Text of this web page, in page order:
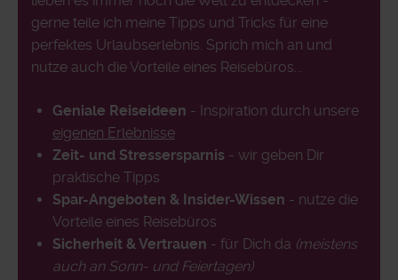
gerne teile ich meine Tipps und Tricks für eine
perfektes Urlaubserlebnis. Sprich mich an und
nutze auch die Vorteile eines Reisebüros...
Geniale Reiseideen - Inspiration durch unsere
eigenen Erlebnisse
Zeit- und Stressersparnis - wir geben Dir
praktische Tipps
Spar-Angeboten & Insider-Wissen - nutze die
Vorteile eines Reisebüros
Sicherheit & Vertrauen - für Dich da (meistens
auch an Sonn- und Feiertagen)